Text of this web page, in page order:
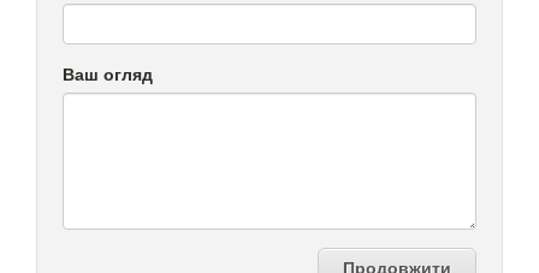
Ваш огляд
Продовжити